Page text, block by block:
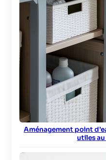
Aménagement point
utiles